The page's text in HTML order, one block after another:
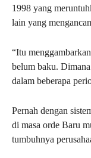
1998 yang
lain yang
“Itu
belum baku.
dalam beberapa
Pernah dengan
di masa orde Baru
tumbuhnya